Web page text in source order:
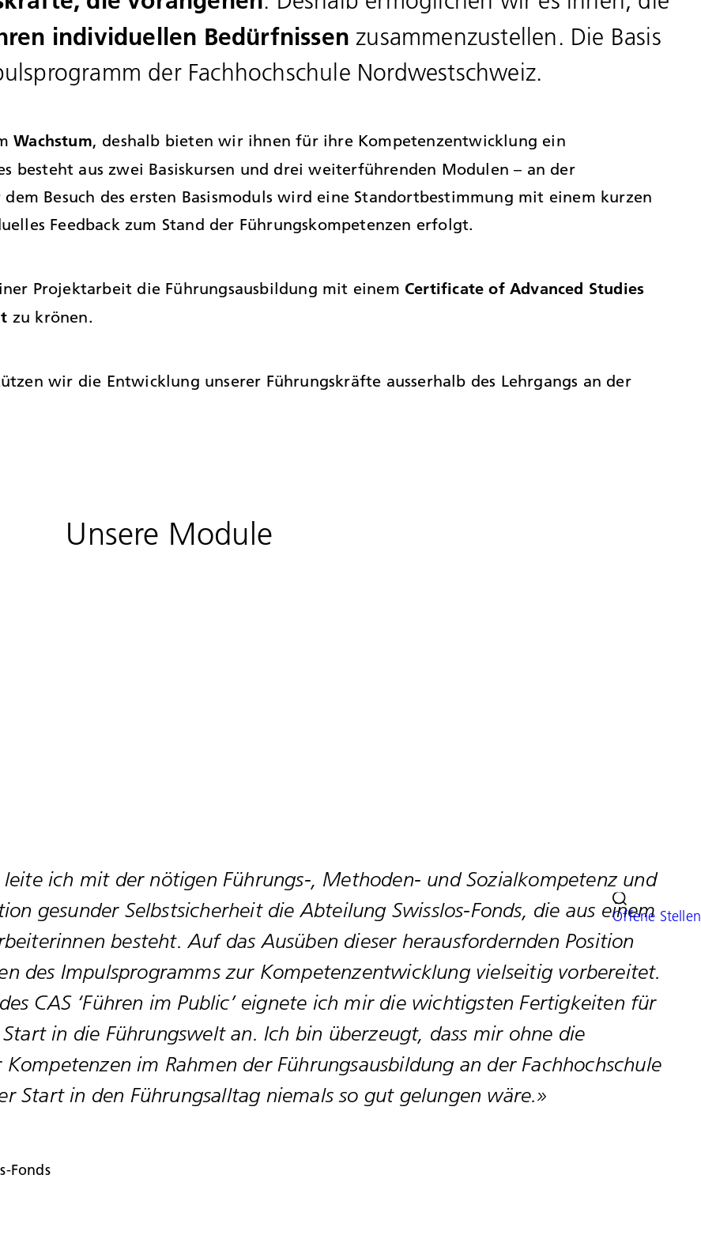
Offene Stellen
individuellen Bedürfnissen zusammenzustellen. Die Basis
der Fachhochschule Nordwestschweiz.
Wachstum, deshalb bieten wir ihnen für ihre Kompetenzentwicklung ein
besteht aus zwei Basiskursen und drei weiterführenden Modulen – an der
dem Besuch des ersten Basismoduls wird eine Standortbestimmung mit einem kurzen
Feedback zum Stand der Führungskompetenzen erfolgt.
Projektarbeit die Führungsausbildung mit einem Certificate of Advanced Studies
zu krönen.
wir die Entwicklung unserer Führungskräfte ausserhalb des Lehrgangs an der
Unsere Module
ich mit der nötigen Führungs-, Methoden- und Sozialkompetenz und
gesunder Selbstsicherheit die Abteilung Swisslos-Fonds, die aus einem
besteht. Auf das Ausüben dieser herausfordernden Position
des Impulsprogramms zur Kompetenzentwicklung vielseitig vorbereitet.
CAS ‘Führen im Public’ eignete ich mir die wichtigsten Fertigkeiten für
in die Führungswelt an. Ich bin überzeugt, dass mir ohne die
im Rahmen der Führungsausbildung an der Fachhochschule
Start in den Führungsalltag niemals so gut gelungen wäre.»
Fonds